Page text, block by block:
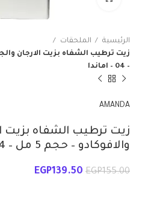
الرئيسية
الملحقات
– 04 – اماندا
AMANDA
زيت ترطيب الشفاه بزيت
والافوكادو – حجم 5 مل – 04 – اماندا
EGP155.00
EGP139.50